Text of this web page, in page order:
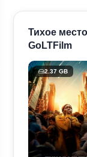
Тихое
GoLTFilm
2.37 GB